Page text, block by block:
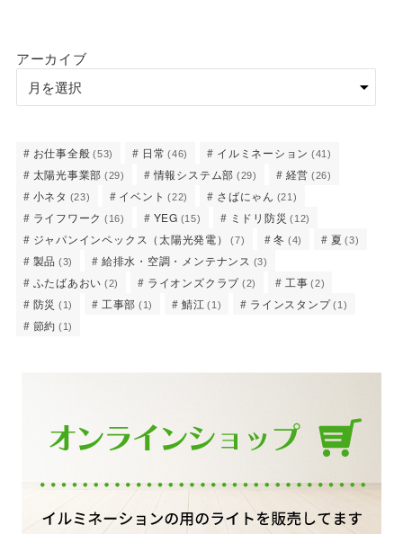
アーカイブ
お仕事全般 (53) 日常 (46) イルミネーション (41)
太陽光事業部 (29) 情報システム部 (29) 経営 (26)
小ネタ (23) イベント (22) さばにゃん (21)
ライフワーク (16) YEG (15) ミドリ防災 (12)
ジャパンインペックス（太陽光発電） (7) 冬 (4) 夏 (3)
製品 (3) 給排水・空調・メンテナンス (3)
ふたばあおい (2) ライオンズクラブ (2) 工事 (2)
防災 (1) 工事部 (1) 鯖江 (1) ラインスタンプ (1)
節約 (1)